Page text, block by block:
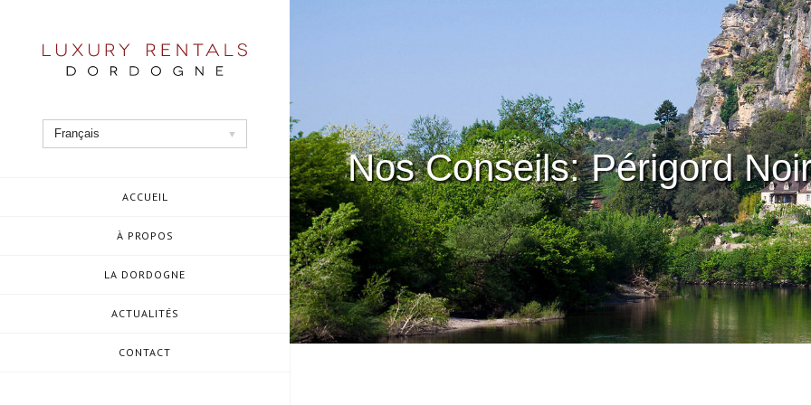
contenu
Français
ACCUEIL
À PROPOS
LA DORDOGNE
ACTUALITÉS
CONTACT
Nos Conseils: Périgord